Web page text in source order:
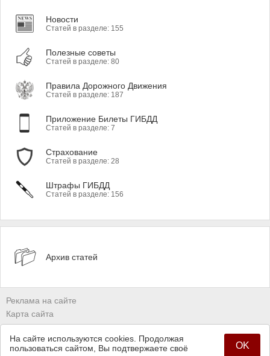
Новости
Статей в разделе: 155
Полезные советы
Статей в разделе: 80
Правила Дорожного Движения
Статей в разделе: 187
Приложение Билеты ГИБДД
Статей в разделе: 7
Страхование
Статей в разделе: 28
Штрафы ГИБДД
Статей в разделе: 156
Архив статей
Реклама на сайте
Карта сайта
Владельцам сайтов
Политика конфиденциальности
OK
На сайте используются cookies. Продолжая
пользоваться сайтом, Вы подтвержаете своё